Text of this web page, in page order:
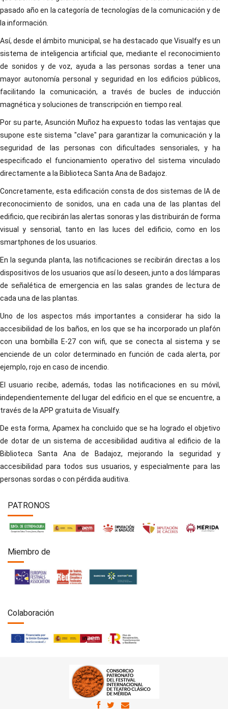
pasado año en la categoría de tecnologías de la comunicación y de
la información.
Así, desde el ámbito municipal, se ha destacado que Visualfy es un
sistema de inteligencia artificial que, mediante el reconocimiento
de sonidos y de voz, ayuda a las personas sordas a tener una
mayor autonomía personal y seguridad en los edificios públicos,
facilitando la comunicación, a través de bucles de inducción
magnética y soluciones de transcripción en tiempo real.
Por su parte, Asunción Muñoz ha expuesto todas las ventajas que
supone este sistema "clave" para garantizar la comunicación y la
seguridad de las personas con dificultades sensoriales, y ha
especificado el funcionamiento operativo del sistema vinculado
directamente a la Biblioteca Santa Ana de Badajoz.
Concretamente, esta edificación consta de dos sistemas de IA de
reconocimiento de sonidos, una en cada una de las plantas del
edificio, que recibirán las alertas sonoras y las distribuirán de forma
visual y sensorial, tanto en las luces del edificio, como en los
smartphones de los usuarios.
En la segunda planta, las notificaciones se recibirán directas a los
dispositivos de los usuarios que así lo deseen, junto a dos lámparas
de señalética de emergencia en las salas grandes de lectura de
cada una de las plantas.
Uno de los aspectos más importantes a considerar ha sido la
accesibilidad de los baños, en los que se ha incorporado un plafón
con una bombilla E-27 con wifi, que se conecta al sistema y se
enciende de un color determinado en función de cada alerta, por
ejemplo, rojo en caso de incendio.
El usuario recibe, además, todas las notificaciones en su móvil,
independientemente del lugar del edificio en el que se encuentre, a
través de la APP gratuita de Visualfy.
De esta forma, Apamex ha concluido que se ha logrado el objetivo
de dotar de un sistema de accesibilidad auditiva al edificio de la
Biblioteca Santa Ana de Badajoz, mejorando la seguridad y
accesibilidad para todos sus usuarios, y especialmente para las
personas sordas o con pérdida auditiva.
PATRONOS
Miembro de
Colaboración